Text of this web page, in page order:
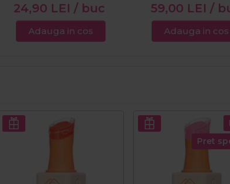
24,90 LEI / buc
Adauga in cos
59,00 LEI /
Adauga in cos
Pret